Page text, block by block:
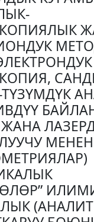
ТҮЗҮМДҮК